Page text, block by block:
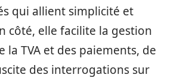
qui allient simplicité et
côté, elle facilite la gestion
la TVA et des paiements, de
des interrogations sur